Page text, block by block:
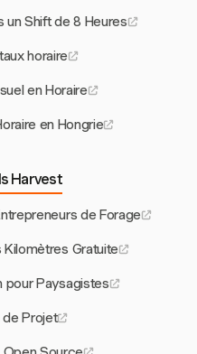
un Shift de 8 Heures
horaire
en Horaire
en Hongrie
Harvest
de Forage
Gratuite
pour Paysagistes
de Projet